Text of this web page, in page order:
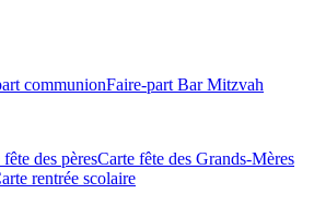
communionFaire-part Bar Mitzvah
des pèresCarte fête des Grands-Mères
rentrée scolaire